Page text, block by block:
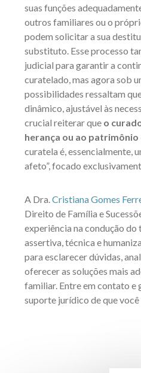
suas funções
outros familiares ou o
podem solicitar a sua
substituto. Esse processo
judicial para garantir a
curatelado, mas agora sob
possibilidades ressaltam
dinâmico, ajustável às
crucial reiterar que o
herança ou ao
curatela é, essencialmente,
afeto”, focado
A Dra.Cristiana Gomes
Direito de Família e
experiência na condução
assertiva, técnica e
para esclarecer dúvidas,
oferecer as soluções mais
familiar. Entre em contato e
suporte jurídico de que você